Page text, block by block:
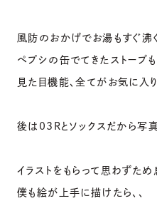
風防のおかげでお湯もすぐ沸
ペプシの缶でてきたストーブ
見た目機能、全てがお気に入り
後は03Rとソックスだから写
イラストをもらって思わずため
僕も絵が上手に描けたら、、